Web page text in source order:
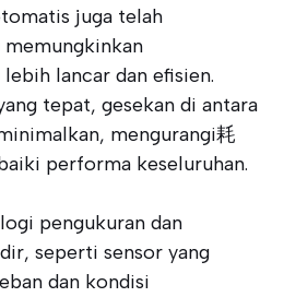
juga telah
lancar dan efisien.
tepat, gesekan di antara
mengurangi耗
performa keseluruhan.
pengukuran dan
seperti sensor yang
dan kondisi